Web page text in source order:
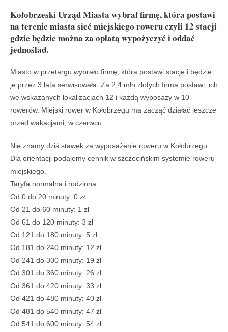
Kołobrzeski Urząd Miasta wybrał firmę, która postawi
na terenie miasta sieć miejskiego roweru czyli 12 stacji
gdzie będzie można za opłatą wypożyczyć i oddać
jednoślad.
Miasto w przetargu wybrało firmę, która postawi stacje i będzie
je przez 3 lata serwisowała. Za 2,4 mln złotych firma postawi ich
we wskazanych lokalizacjach 12 i każdą wyposaży w 10
rowerów. Miejski rower w Kołobrzegu ma zacząć działać jeszcze
przed wakacjami, w czerwcu.
Nie znamy dziś stawek za wyposażenie roweru w Kołobrzegu.
Dla orientacji podajemy cennik w szczecińskim systemie roweru
miejskiego.
Taryfa normalna i rodzinna:
Od 0 do 20 minuty: 0 zł
Od 21 do 60 minuty: 1 zł
Od 61 do 120 minuty: 3 zł
Od 121 do 180 minuty: 5 zł
Od 181 do 240 minuty: 12 zł
Od 241 do 300 minuty: 19 zł
Od 301 do 360 minuty: 26 zł
Od 361 do 420 minuty: 33 zł
Od 421 do 480 minuty: 40 zł
Od 481 do 540 minuty: 47 zł
Od 541 do 600 minuty: 54 zł